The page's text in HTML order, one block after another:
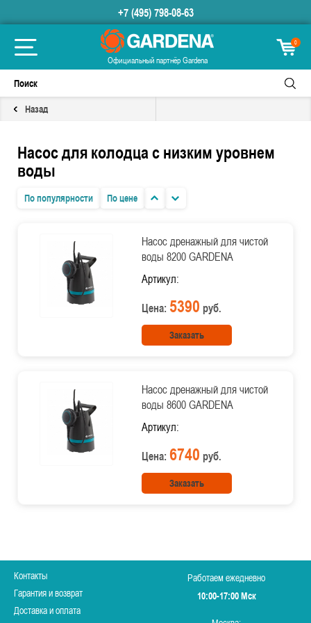
+7 (495) 798-08-63
Официальный партнёр Gardena
0
Назад
Насос для колодца с низким уровнем
воды
По популярности По цене
Насос дренажный для чистой
воды 8200 GARDENA
Артикул:
Цена: 5390 руб.
Заказать
Насос дренажный для чистой
воды 8600 GARDENA
Артикул:
Цена: 6740 руб.
Заказать
Контакты
Гарантия и возврат
Доставка и оплата
Работаем ежедневно
10:00-17:00 Мск